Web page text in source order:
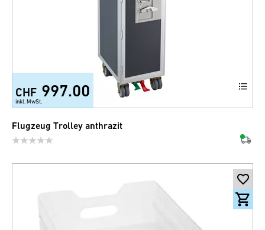
CHF 997.00
inkl. MwSt.
Flugzeug Trolley anthrazit